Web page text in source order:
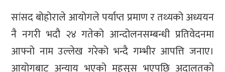
सांसद बोहोराले आयोगले पर्याप्त प्रमाण र तथ्यको अध्ययन
नै नगरी भदौ २४ गतेको आन्दोलनसम्बन्धी प्रतिवेदनमा
आफ्नो नाम उल्लेख गरेको भन्दै गम्भीर आपत्ति जनाए।
आयोगबाट अन्याय भएको महसुस भएपछि अदालतको